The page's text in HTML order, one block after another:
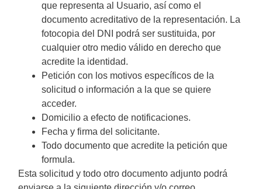
que representa al Usuario, así como el
documento acreditativo de la representación. La
fotocopia del DNI podrá ser sustituida, por
cualquier otro medio válido en derecho que
acredite la identidad.
Petición con los motivos específicos de la
solicitud o información a la que se quiere
acceder.
Domicilio a efecto de notificaciones.
Fecha y firma del solicitante.
Todo documento que acredite la petición que
formula.
Esta solicitud y todo otro documento adjunto podrá